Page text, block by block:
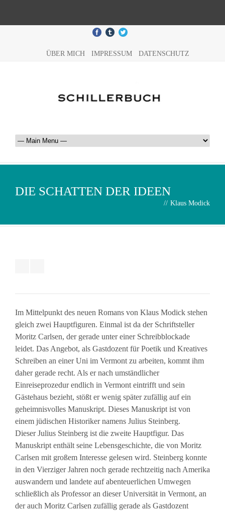
ÜBER MICH IMPRESSUM DATENSCHUTZ
DIE SCHATTEN DER IDEEN
// Klaus Modick
Im Mittelpunkt des neuen Romans von Klaus Modick stehen
gleich zwei Hauptfiguren. Einmal ist da der Schriftsteller
Moritz Carlsen, der gerade unter einer Schreibblockade
leidet. Das Angebot, als Gastdozent für Poetik und Kreatives
Schreiben an einer Uni im Vermont zu arbeiten, kommt ihm
daher gerade recht. Als er nach umständlicher
Einreiseprozedur endlich in Vermont eintrifft und sein
Gästehaus bezieht, stößt er wenig später zufällig auf ein
geheimnisvolles Manuskript. Dieses Manuskript ist von
einem jüdischen Historiker namens Julius Steinberg.
Dieser Julius Steinberg ist die zweite Hauptfigur. Das
Manuskript enthält seine Lebensgeschichte, die von Moritz
Carlsen mit großem Interesse gelesen wird. Steinberg konnte
in den Vierziger Jahren noch gerade rechtzeitig nach Amerika
auswandern und landete auf abenteuerlichen Umwegen
schließlich als Professor an dieser Universität in Vermont, an
der auch Moritz Carlsen zufällig gerade als Gastdozent